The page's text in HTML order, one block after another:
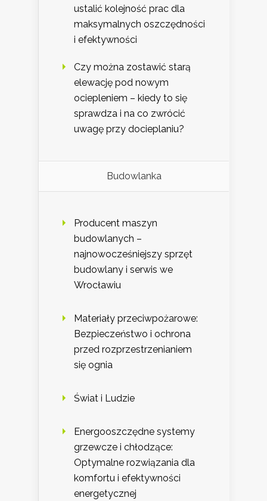
ustalić kolejność prac dla
maksymalnych oszczędności
i efektywności
Czy można zostawić starą
elewację pod nowym
ociepleniem – kiedy to się
sprawdza i na co zwrócić
uwagę przy docieplaniu?
Budowlanka
Producent maszyn
budowlanych –
najnowocześniejszy sprzęt
budowlany i serwis we
Wrocławiu
Materiały przeciwpożarowe:
Bezpieczeństwo i ochrona
przed rozprzestrzenianiem
się ognia
Świat i Ludzie
Energooszczędne systemy
grzewcze i chłodzące:
Optymalne rozwiązania dla
komfortu i efektywności
energetycznej